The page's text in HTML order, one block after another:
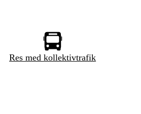
Res med kollektivtrafik